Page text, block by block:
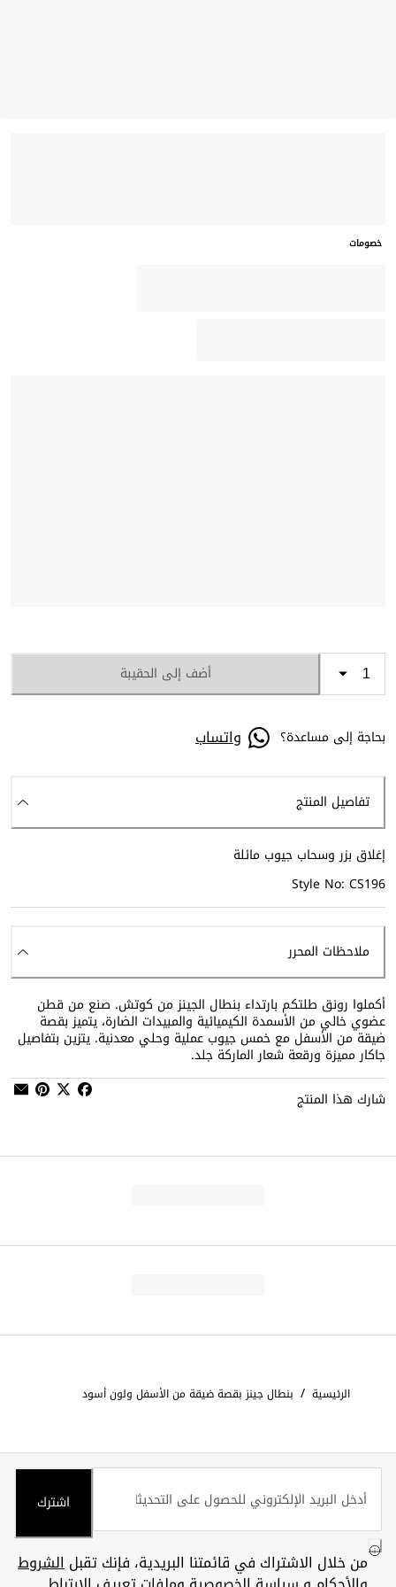
خصومات
أضف إلى الحقيبة
بحاجة إلى مساعدة؟ واتساب
تفاصيل المنتج
إغلاق بزر وسحاب جيوب مائلة
Style No: CS196
ملاحظات المحرر
أكملوا رونق طلتكم بارتداء بنطال الجينز من كوتش. صنع من قطن
عضوي خالي من الأسمدة الكيميائية والمبيدات الضارة، يتميز بقصة
ضيقة من الأسفل مع خمس جيوب عملية وحلي معدنية. يتزين بتفاصيل
جاكار مميزة ورقعة شعار الماركة جلد.
شارك هذا المنتج
الرئيسية / بنطال جينز بقصة ضيقة من الأسفل ولون أسود
اشترك
من خلال الاشتراك في قائمتنا البريدية، فإنك تقبلالشروط